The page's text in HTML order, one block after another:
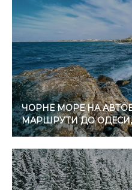
ЧОРНЕ МОРЕ НА
МАРШРУТИ ДО